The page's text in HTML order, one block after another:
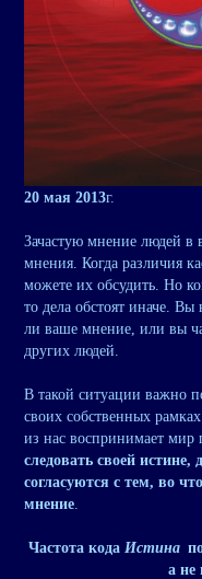
20 мая 2013г.
Зачастую мнение людей в
мнения. Когда различия
можете их обсудить. Но
то дела обстоят иначе. Вы
ли ваше мнение, или вы
других людей.
В такой ситуации важно
своих собственных
из нас воспринимает мир
следовать своей
согласуются с тем, во
мнение.
Частота кода Истина
а не